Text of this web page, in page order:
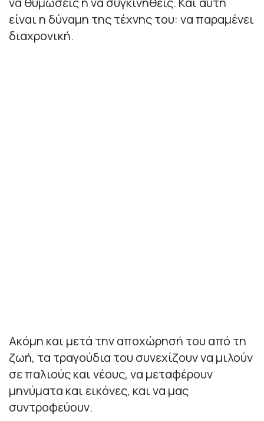
είναι η δύναμη της τέχνης του: να παραμένει
διαχρονική.
Ακόμη και μετά την αποχώρησή του από τη
ζωή, τα τραγούδια του συνεχίζουν να μιλούν
σε παλιούς και νέους, να μεταφέρουν
μηνύματα και εικόνες, και να μας
συντροφεύουν.